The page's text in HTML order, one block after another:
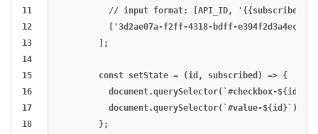
11
12
13
14
15
16
17
18
// input format: [API_ID,
['3d2ae07a-f2ff-4318-bdff-e394f2d3a4ec',
        ];
        const setState = (id, subscribed) => {
document.querySelector(`#checkbox-
document.querySelector(`#value-
        };